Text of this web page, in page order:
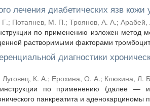
лечения диабетических язв
Г.; Потапнев, М. П.; Троянов, А. А.; Арабей,
по применению изложен метод
растворимыми факторами
диагностики
Луговец, К. А.; Ерохина, О. А.; Клюкина, Л.
по применению (далее —
панкреатита и